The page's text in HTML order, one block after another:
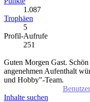
1.087
Trophäen
5
Profil-Aufrufe
251
Guten Morgen Gast.
angenehmen Aufenthalt
und Hobby"-Team.
Inhalte suchen